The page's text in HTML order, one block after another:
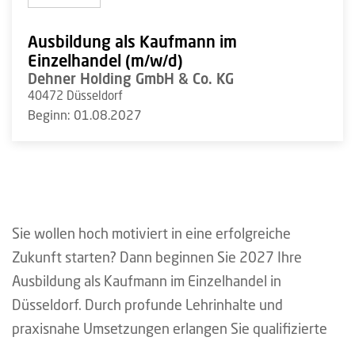
Ausbildung als Kaufmann im
Einzelhandel (m/w/d)
Dehner Holding GmbH & Co. KG
40472 Düsseldorf
Beginn: 01.08.2027
Sie wollen hoch motiviert in eine erfolgreiche
Zukunft starten? Dann beginnen Sie 2027 Ihre
Ausbildung als Kaufmann im Einzelhandel in
Düsseldorf. Durch profunde Lehrinhalte und
praxisnahe Umsetzungen erlangen Sie qualifizierte